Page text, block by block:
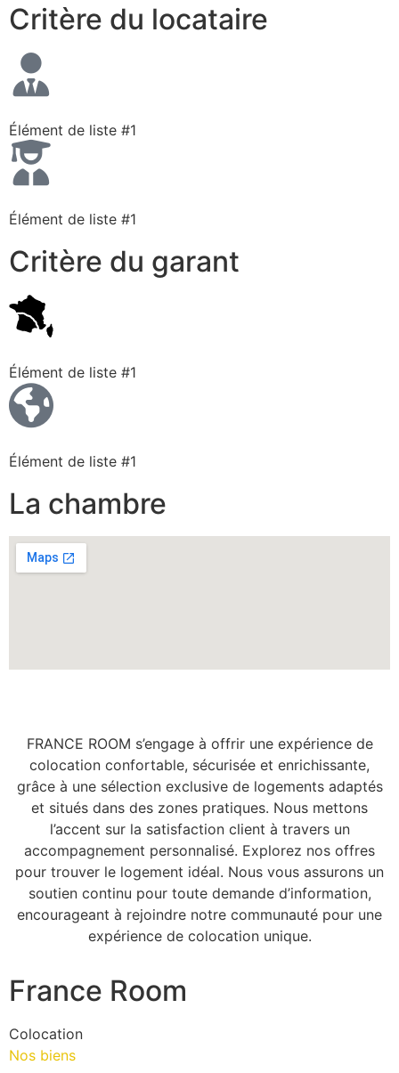
Critère du locataire
Élément de liste #1
Élément de liste #1
Critère du garant
Élément de liste #1
Élément de liste #1
La chambre
FRANCE ROOM s’engage à offrir une expérience de
colocation confortable, sécurisée et enrichissante,
grâce à une sélection exclusive de logements adaptés
et situés dans des zones pratiques. Nous mettons
l’accent sur la satisfaction client à travers un
accompagnement personnalisé. Explorez nos offres
pour trouver le logement idéal. Nous vous assurons un
soutien continu pour toute demande d’information,
encourageant à rejoindre notre communauté pour une
expérience de colocation unique.
France Room
Colocation
Nos biens